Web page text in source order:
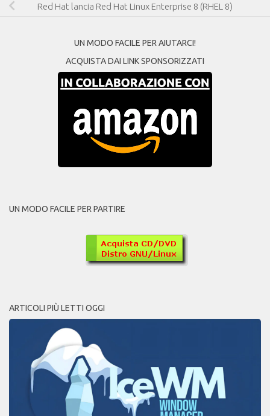
Red Hat lancia Red Hat Linux Enterprise 8 (RHEL 8)
UN MODO FACILE PER AIUTARCI!
ACQUISTA DAI LINK SPONSORIZZATI
UN MODO FACILE PER PARTIRE
ARTICOLI PIÙ LETTI OGGI